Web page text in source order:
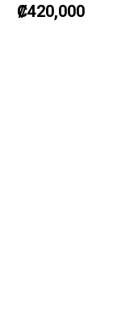
₡420,000